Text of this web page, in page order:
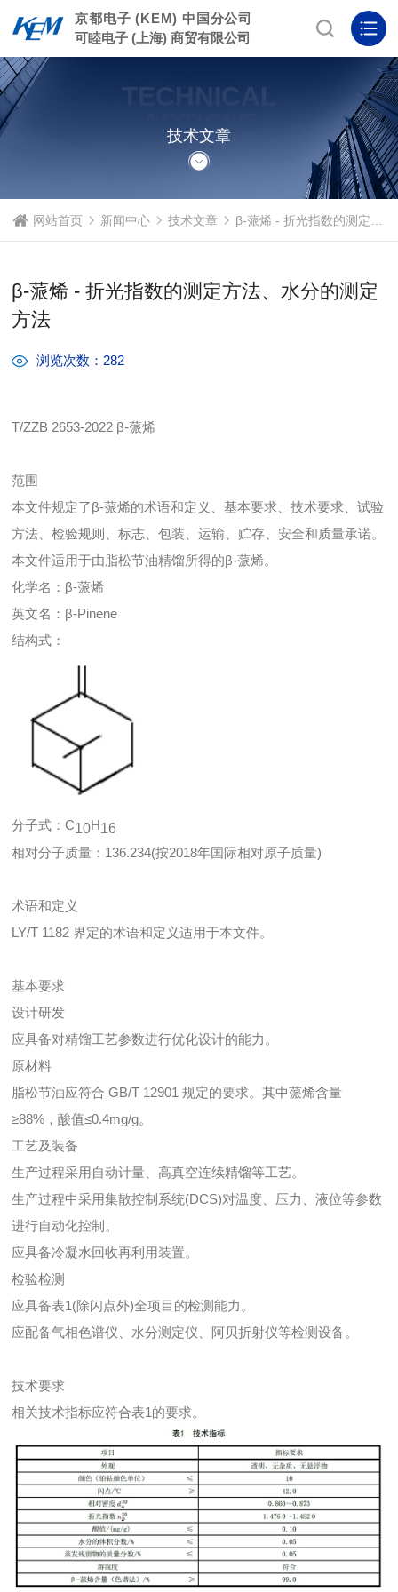
京都电子 (KEM) 中国分公司
可睦电子 (上海) 商贸有限公司
ARTICLE
技术文章
网站首页 新闻中心 技术文章 β-蒎烯 - 折光指数的测定方法、水分的测定方法
β-蒎烯 - 折光指数的测定方法、水分的测定
方法
浏览次数：282
T/ZZB 2653-2022 β-蒎烯
范围
本文件规定了β-蒎烯的术语和定义、基本要求、技术要求、试验
方法、检验规则、标志、包装、运输、贮存、安全和质量承诺。
本文件适用于由脂松节油精馏所得的β-蒎烯。
化学名：β-蒎烯
英文名：β-Pinene
结构式：
分子式：C10H16
相对分子质量：136.234(按2018年国际相对原子质量)
术语和定义
LY/T 1182 界定的术语和定义适用于本文件。
基本要求
设计研发
应具备对精馏工艺参数进行优化设计的能力。
原材料
脂松节油应符合 GB/T 12901 规定的要求。其中蒎烯含量
≥88%，酸值≤0.4mg/g。
工艺及装备
生产过程采用自动计量、高真空连续精馏等工艺。
生产过程中采用集散控制系统(DCS)对温度、压力、液位等参数
进行自动化控制。
应具备冷凝水回收再利用装置。
检验检测
应具备表1(除闪点外)全项目的检测能力。
应配备气相色谱仪、水分测定仪、阿贝折射仪等检测设备。
技术要求
相关技术指标应符合表1的要求。